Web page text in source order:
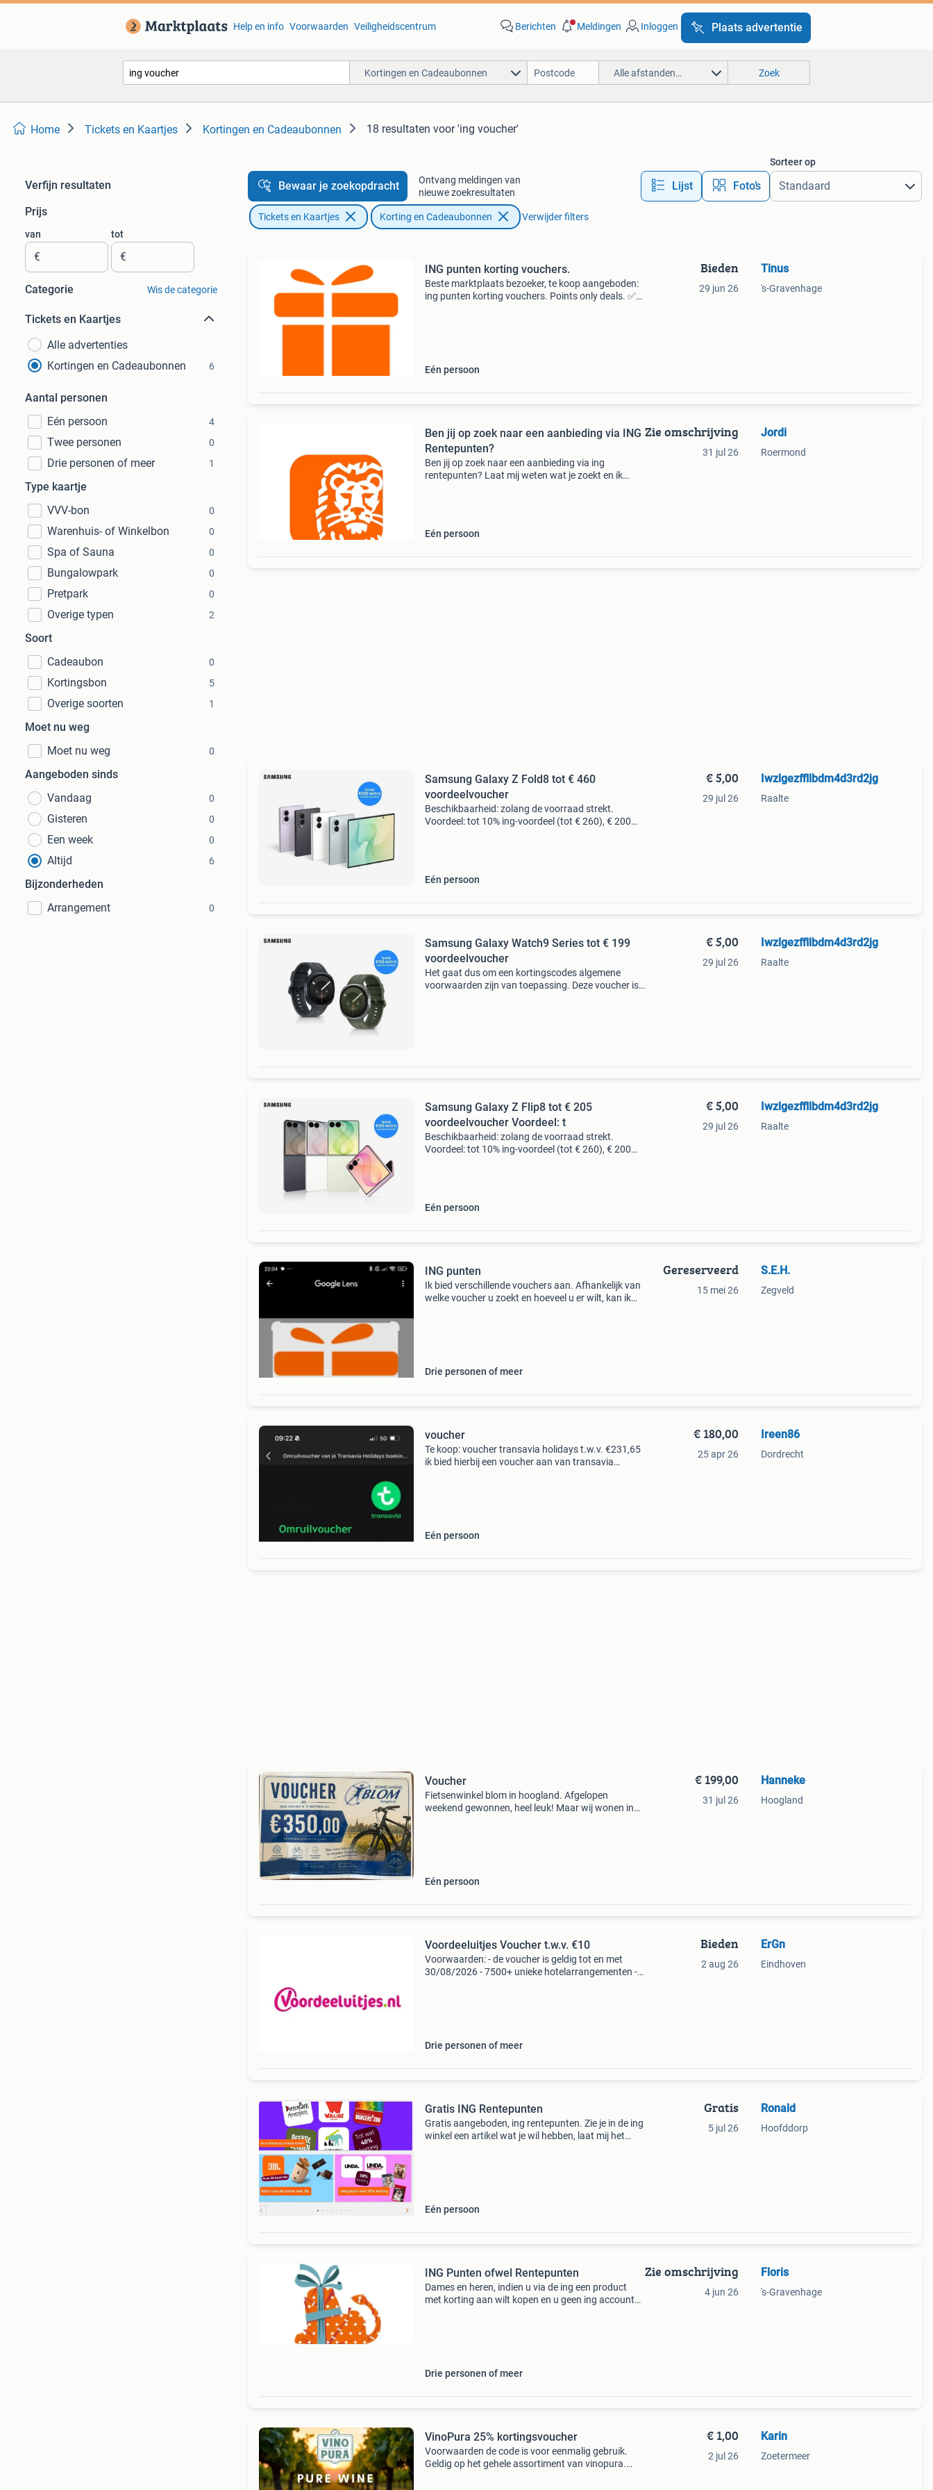
Help en info Voorwaarden Veiligheidscentrum Berichten Meldingen Inloggen Plaats advertentie
Kortingen en Cadeaubonnen Alle afstanden… Zoek
Home Tickets en Kaartjes Kortingen en Cadeaubonnen 18 resultaten voor 'ing voucher'
Verfijn resultaten
Prijs
van
€
tot
€
Categorie Wis de categorie
Tickets en Kaartjes
Alle advertenties
Kortingen en Cadeaubonnen
6
Aantal personen
Eén persoon
4
Twee personen 0
Drie personen of meer 1
Type kaartje
VVV-bon
0
Warenhuis- of Winkelbon 0
Spa of Sauna 0
Bungalowpark 0
Pretpark 0
Overige typen 2
Soort
Cadeaubon
0
Kortingsbon 5
Overige soorten 1
Moet nu weg
Moet nu weg
0
Aangeboden sinds
Vandaag
0
Gisteren 0
Een week 0
Altijd 6
Bijzonderheden
Arrangement
0
Bewaar je zoekopdracht
Ontvang meldingen van
nieuwe zoekresultaten
Lijst Foto’s
Sorteer op
Tickets en Kaartjes Korting en Cadeaubonnen Verwijder filters
ING punten korting vouchers.
Beste marktplaats bezoeker, te koop aangeboden:
ing punten korting vouchers. Points only deals. ✅
Eén persoon
Bieden
29 jun 26
Tinus
's-Gravenhage
Ben jij op zoek naar een aanbieding via ING
Rentepunten?
Ben jij op zoek naar een aanbieding via ing
rentepunten? Laat mij weten wat je zoekt en ik
Eén persoon
Zie omschrijving
31 jul 26
Jordi
Roermond
Samsung Galaxy Z Fold8 tot € 460
voordeelvoucher
Beschikbaarheid: zolang de voorraad strekt.
Voordeel: tot 10% ing-voordeel (tot € 260), € 200
Eén persoon
€ 5,00
29 jul 26
Iwzlgezffllbdm4d3rd2jg
Raalte
Samsung Galaxy Watch9 Series tot € 199
voordeelvoucher
Het gaat dus om een kortingscodes algemene
voorwaarden zijn van toepassing. Deze voucher is
€ 5,00
29 jul 26
Iwzlgezffllbdm4d3rd2jg
Raalte
Samsung Galaxy Z Flip8 tot € 205
voordeelvoucher Voordeel: t
Beschikbaarheid: zolang de voorraad strekt.
Voordeel: tot 10% ing-voordeel (tot € 260), € 200
Eén persoon
€ 5,00
29 jul 26
Iwzlgezffllbdm4d3rd2jg
Raalte
ING punten
Ik bied verschillende vouchers aan. Afhankelijk van
welke voucher u zoekt en hoeveel u er wilt, kan ik
Drie personen of meer
Gereserveerd
15 mei 26
S.E.H.
Zegveld
voucher
Te koop: voucher transavia holidays t.w.v. €231,65
ik bied hierbij een voucher aan van transavia
Eén persoon
€ 180,00
25 apr 26
Ireen86
Dordrecht
Voucher
Fietsenwinkel blom in hoogland. Afgelopen
weekend gewonnen, heel leuk! Maar wij wonen in
Eén persoon
€ 199,00
31 jul 26
Hanneke
Hoogland
Voordeeluitjes Voucher t.w.v. €10
Voorwaarden: - de voucher is geldig tot en met
30/08/2026 - 7500+ unieke hotelarrangementen -
Drie personen of meer
Bieden
2 aug 26
ErGn
Eindhoven
Gratis ING Rentepunten
Gratis aangeboden, ing rentepunten. Zie je in de ing
winkel een artikel wat je wil hebben, laat mij het
Eén persoon
Gratis
5 jul 26
Ronald
Hoofddorp
ING Punten ofwel Rentepunten
Dames en heren, indien u via de ing een product
met korting aan wilt kopen en u geen ing account
Drie personen of meer
Zie omschrijving
4 jun 26
Floris
's-Gravenhage
VinoPura 25% kortingsvoucher
Voorwaarden de code is voor eenmalig gebruik.
Geldig op het gehele assortiment van vinopura.
€ 1,00
2 jul 26
Karin
Zoetermeer